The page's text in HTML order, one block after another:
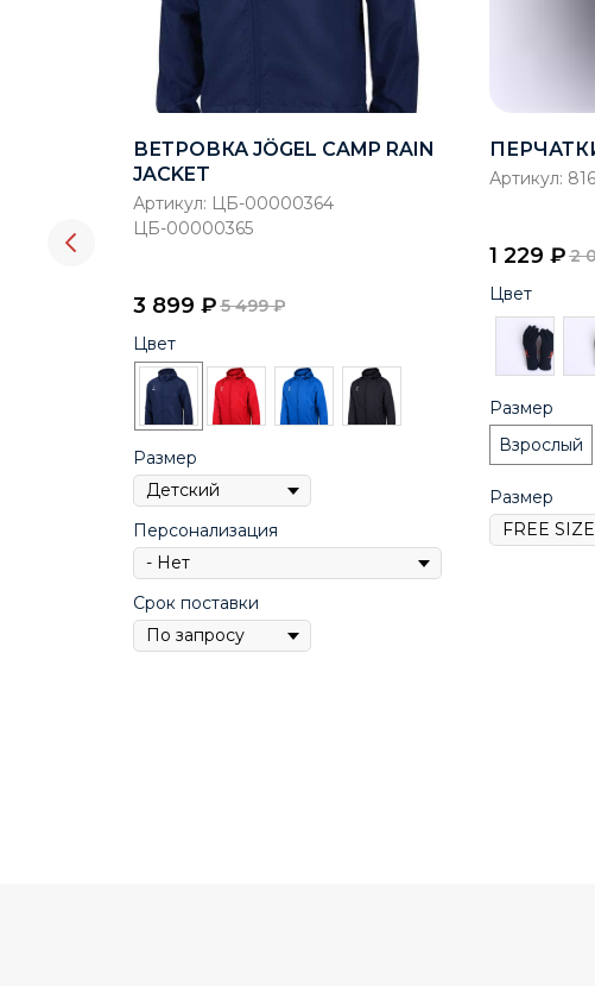
ВЕТРОВКА JÖGEL CAMP RAIN
JACKET
Артикул: ЦБ-00000364
ЦБ-00000365
3 899 ₽ 5 499 ₽
Цвет
Размер
Персонализация
Срок поставки
ПЕРЧАТКИ
Артикул:
1 229 ₽ 2
Цвет
Размер
Взрослый
Размер